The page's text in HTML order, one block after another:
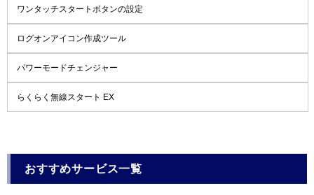
ワンタッチスタートボタンの設定
ログオンアイコン作成ツール
パワーモードチェンジャー
らくらく無線スタート EX
おすすめサービス一覧